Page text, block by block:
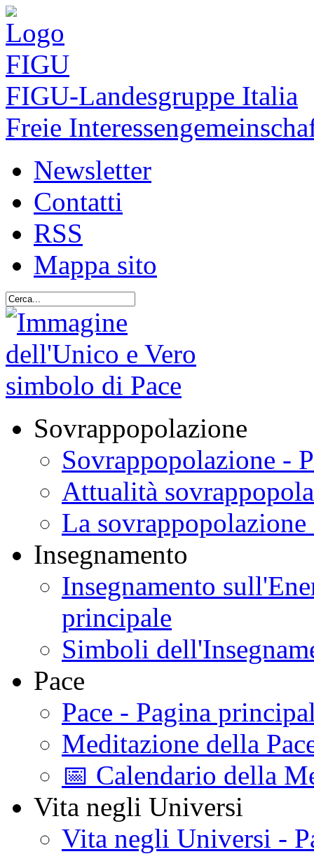
FIGU-Landesgruppe Italia
Freie
Newsletter
Contatti
RSS
Mappa sito
Sovrappopolazione
Sovrappopolazione -
Attualità
La sovrappopolazione
Insegnamento
Insegnamento
principale
Simboli
Pace
Pace - Pagina
Meditazione della
📅 Calendario della
Vita negli Universi
Vita negli Universi -